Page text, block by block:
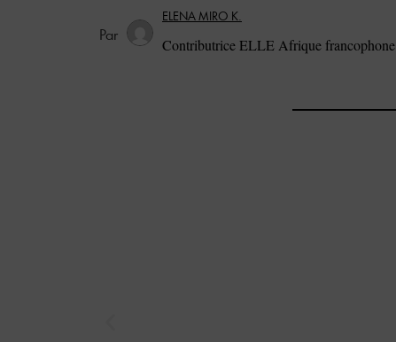
ELENA MIRO K.
Contributrice ELLE Afrique francophone